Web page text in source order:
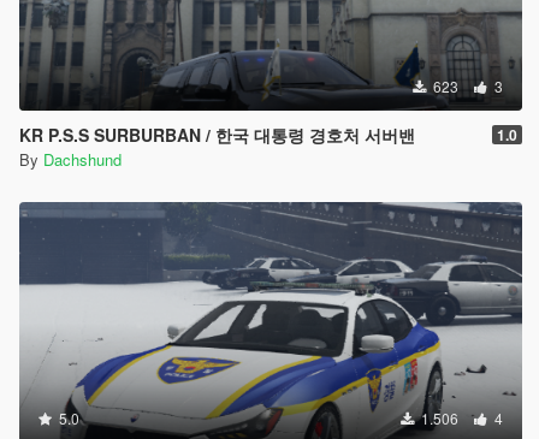
623 3
KR P.S.S SURBURBAN / 한국 대통령 경호처 서버밴 1.0
By Dachshund
5.0 1.506 4